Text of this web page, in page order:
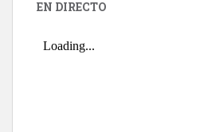
EN DIRECTO